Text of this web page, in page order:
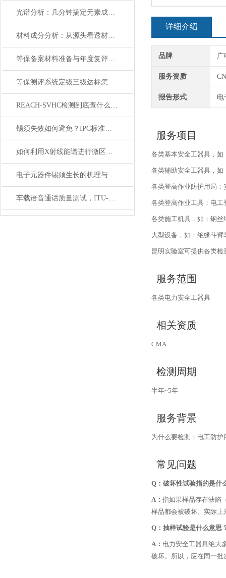
光谱分析：几分钟搞定元素成分的高效利器
材料成分分析：从源头看透材料的“基因”
等保备案材料准备与年度复评｜高效通关优化合规成本
等保测评系统定级三级达标怎么做｜专业机构合规指导
REACH-SVHC检测到底查什么？一张清单带你读懂高关注物质
锡须失效如何避免？IPC标准下的检查方法
如何利用X射线能谱进行微区元素分析？应用案例分享
电子元器件锡须生长的机理与检测技术
车载语音通话质量测试，ITU-T P.1100/P.1110双讲/回声/降噪测试
详细介绍
品牌 广
服务资质
报告形式 电
服务项目
各类基本安全工器具，
各类辅助安全工器具，如
各类登高作业防护用局
各类登高作业工具：电
各类施工机具，如：钢
大型设备，如：绝缘斗臂
昆明实验室可提供各类
服务范围
各类电力安全工器具
相关资质
CMA
检测周期
半年~5年
服务背景
为什么要检测：电工防
常见问题
Q：破坏性试验指的是什
A： 指如果样品存在缺陷
样品都会被破坏。实际
Q：抽样试验是什么意思
A： 电力安全工器具绝大
破坏。所以，应在同一